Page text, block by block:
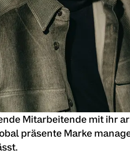
Mitarbeitende mit ihr
präsente Marke